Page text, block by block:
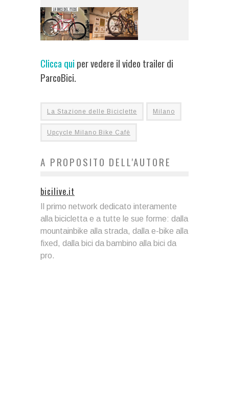
Clicca qui per vedere il video trailer di
ParcoBici.
La Stazione delle Biciclette Milano
Upcycle Milano Bike Cafè
A PROPOSITO DELL'AUTORE
bicilive.it
Il primo network dedicato interamente
alla bicicletta e a tutte le sue forme: dalla
mountainbike alla strada, dalla e-bike alla
fixed, dalla bici da bambino alla bici da
pro.